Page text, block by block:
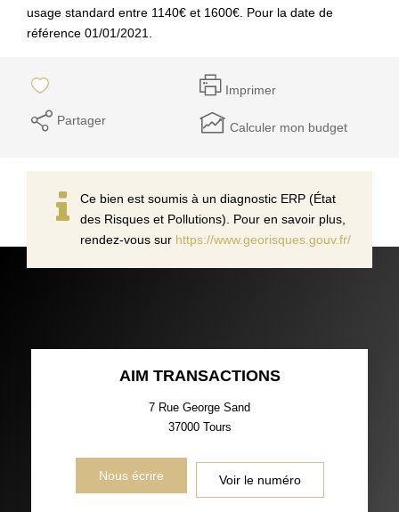
usage standard entre 1140€ et 1600€. Pour la date de
référence 01/01/2021.
Imprimer
Partager Calculer mon budget
Ce bien est soumis à un diagnostic ERP (État
des Risques et Pollutions). Pour en savoir plus,
rendez-vous sur https://www.georisques.gouv.fr/
AIM TRANSACTIONS
7 Rue George Sand
37000 Tours
Nous écrire Voir le numéro